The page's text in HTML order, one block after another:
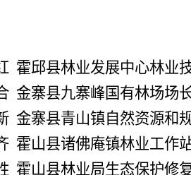
霍邱县林业发展中心林业
金寨县九寨峰国有林场场
金寨县青山镇自然资源和
霍山县诸佛庵镇林业工作
霍山县林业局生态保护修